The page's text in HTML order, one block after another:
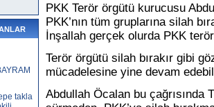
takla
PKK Terör örgütü kurucusu
PKK’nın tüm gruplarına silah
İnşallah gerçek olurda PKK
Terör örgütü silah bırakır gibi
mücadelesine yine devam
Abdullah Öcalan bu çağrısında